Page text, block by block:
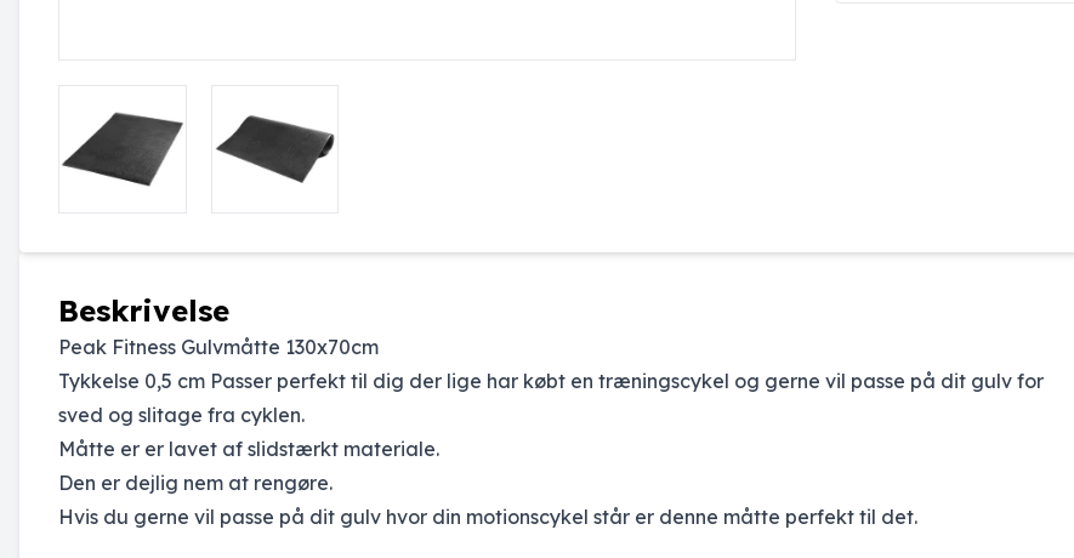
Beskrivelse
Peak Fitness Gulvmåtte 130x70cm
Tykkelse 0,5 cm Passer perfekt til dig der lige har købt en træningscykel og gerne vil passe på dit gulv for
sved og slitage fra cyklen.
Måtte er er lavet af slidstærkt materiale.
Den er dejlig nem at rengøre.
Hvis du gerne vil passe på dit gulv hvor din motionscykel står er denne måtte perfekt til det.